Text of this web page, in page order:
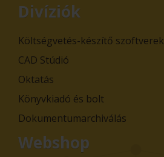
Divíziók
Költségvetés-készítő szoftverek
CAD Stúdió
Oktatás
Könyvkiadó és bolt
Dokumentumarchiválás
Webshop